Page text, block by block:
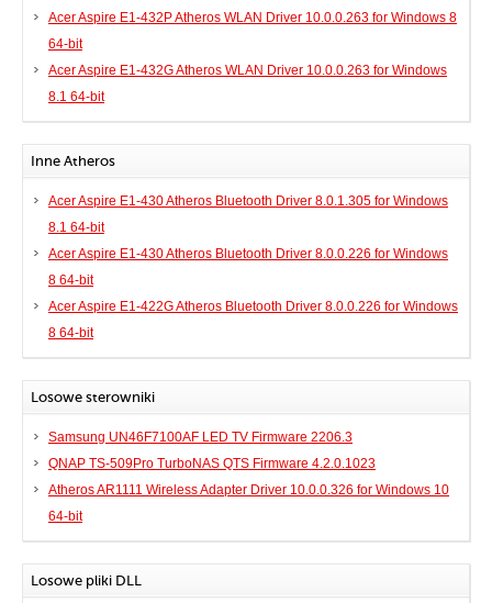
Acer Aspire E1-432P Atheros WLAN Driver 10.0.0.263 for Windows 8
64-bit
Acer Aspire E1-432G Atheros WLAN Driver 10.0.0.263 for Windows
8.1 64-bit
Inne Atheros
Acer Aspire E1-430 Atheros Bluetooth Driver 8.0.1.305 for Windows
8.1 64-bit
Acer Aspire E1-430 Atheros Bluetooth Driver 8.0.0.226 for Windows
8 64-bit
Acer Aspire E1-422G Atheros Bluetooth Driver 8.0.0.226 for Windows
8 64-bit
Losowe sterowniki
Samsung UN46F7100AF LED TV Firmware 2206.3
QNAP TS-509Pro TurboNAS QTS Firmware 4.2.0.1023
Atheros AR1111 Wireless Adapter Driver 10.0.0.326 for Windows 10
64-bit
Losowe pliki DLL